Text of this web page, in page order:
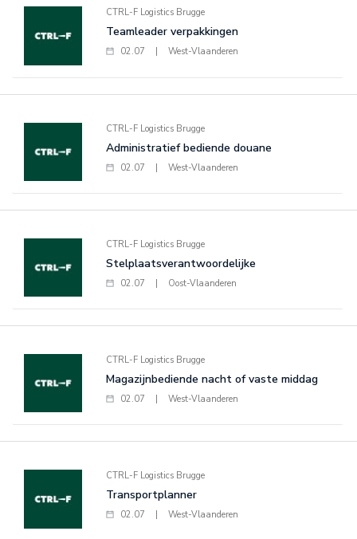
CTRL-F Logistics Brugge
Teamleader verpakkingen
02.07 West-Vlaanderen
CTRL-F Logistics Brugge
Administratief bediende douane
02.07 | West-Vlaanderen
CTRL-F Logistics Brugge
Stelplaatsverantwoordelijke
02.07 Oost-Vlaanderen
CTRL-F Logistics Brugge
Magazijnbediende nacht of vaste middag
02.07 West-Vlaanderen
CTRL-F Logistics Brugge
Transportplanner
02.07 West-Vlaanderen